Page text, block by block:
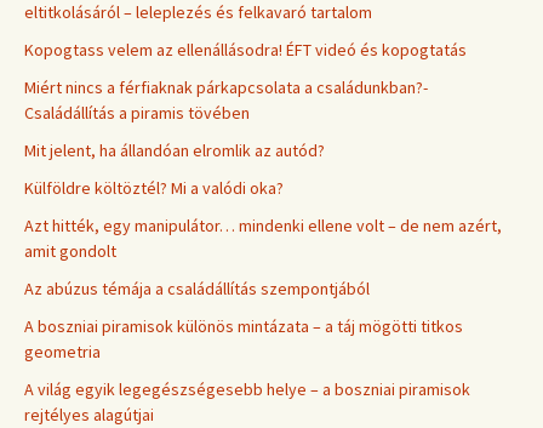
eltitkolásáról – leleplezés és felkavaró tartalom
Kopogtass velem az ellenállásodra! ÉFT videó és kopogtatás
Miért nincs a férfiaknak párkapcsolata a családunkban?-
Családállítás a piramis tövében
Mit jelent, ha állandóan elromlik az autód?
Külföldre költöztél? Mi a valódi oka?
Azt hitték, egy manipulátor… mindenki ellene volt – de nem azért,
amit gondolt
Az abúzus témája a családállítás szempontjából
A boszniai piramisok különös mintázata – a táj mögötti titkos
geometria
A világ egyik legegészségesebb helye – a boszniai piramisok
rejtélyes alagútjai